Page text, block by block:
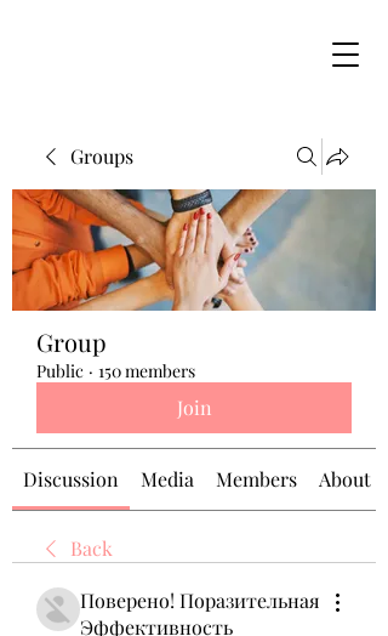
Groups
Group
Public · 150 members
Join
Discussion Media Members About
Back
Поверено! Поразительная
Эффективность